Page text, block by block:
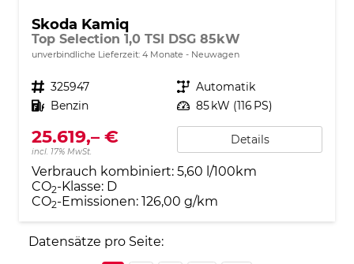
Skoda Kamiq
Top Selection 1,0 TSI DSG 85kW
unverbindliche Lieferzeit: 4 Monate Neuwagen
Fahrzeugnr. 325947 Getriebe Automatik
Kraftstoff Benzin Leistung 85 kW (116 PS)
25.619,– €
incl. 17% MwSt.
Details
Verbrauch kombiniert: 5,60 l/100km
CO2-Klasse: D
CO2-Emissionen: 126,00 g/km
Datensätze pro Seite: